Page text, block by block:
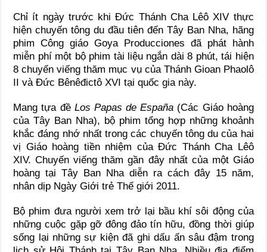
Chỉ ít ngày trước khi Đức Thánh Cha Lêô XIV thực
hiện chuyến tông du đầu tiên đến Tây Ban Nha, hãng
phim Công giáo Goya Producciones đã phát hành
miễn phí một bộ phim tài liệu ngắn dài 8 phút, tái hiện
8 chuyến viếng thăm mục vụ của Thánh Gioan Phaolô
II vàĐức Bênêđictô XVI tại quốc gia này.
Mang tựa đề Los Papas de España (Các Giáo hoàng
của Tây Ban Nha), bộ phim tổng hợp những khoảnh
khắc đáng nhớ nhất trong các chuyến tông du của hai
vị Giáo hoàng tiền nhiệm của Đức Thánh Cha Lêô
XIV. Chuyến viếng thăm gần đây nhất của một Giáo
hoàng tại Tây Ban Nha diễn ra cách đây 15 năm,
nhân dịp Ngày Giới trẻ Thế giới 2011.
Bộ phim đưa người xem trở lại bầu khí sôi động của
những cuộc gặp gỡ đông đảo tín hữu, đồng thời giúp
sống lại những sự kiện đã ghi dấu ấn sâu đậm trong